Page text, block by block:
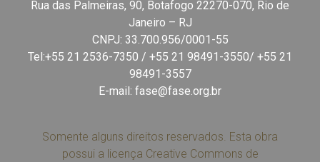
Rua das Palmeiras, 90, Botafogo 22270-070, Rio de
Janeiro – RJ
CNPJ: 33.700.956/0001-55
Tel:+55 21 2536-7350 / +55 21 98491-3550/ +55 21
98491-3557
E-mail: fase@fase.org.br
Somente alguns direitos reservados. Esta obra
possui a licença Creative Commons de